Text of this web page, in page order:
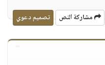
مشاركة النص تصميم دعوي